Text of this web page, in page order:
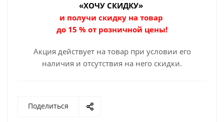
«ХОЧУ СКИДКУ»
и получи скидку на товар
до 15 % от розничной цены!
Акция действует на товар при условии его
наличия и отсутствия на него скидки.
Поделиться